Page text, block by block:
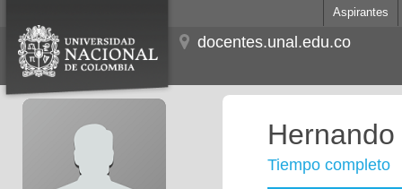
Aspirantes
docentes.unal.edu.co
Tiempo completo